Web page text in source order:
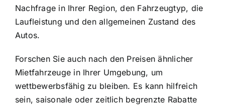
Nachfrage in Ihrer Region, den Fahrzeugtyp, die
Laufleistung und den allgemeinen Zustand des
Autos.
Forschen Sie auch nach den Preisen ähnlicher
Mietfahrzeuge in Ihrer Umgebung, um
wettbewerbsfähig zu bleiben. Es kann hilfreich
sein, saisonale oder zeitlich begrenzte Rabatte